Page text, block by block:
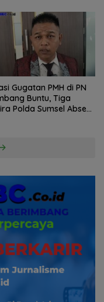
Gugatan PMH di PN
Buntu, Tiga
Polda Sumsel Absen,